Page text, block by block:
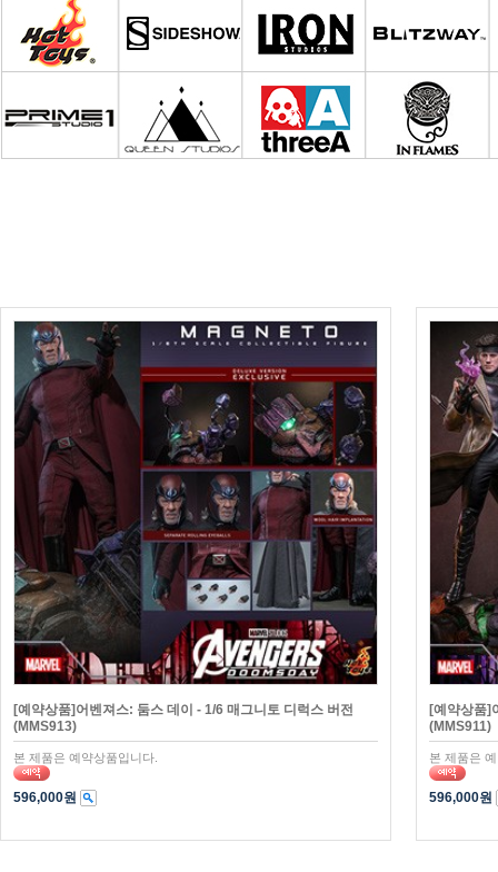
[예약상품]어벤져스: 둠스 데이 - 1/6 매그니토 디럭스 버전
(MMS913)
본 제품은 예약상품입니다.
596,000원
[예약상품]
(MMS911)
본 제품은
596,000원